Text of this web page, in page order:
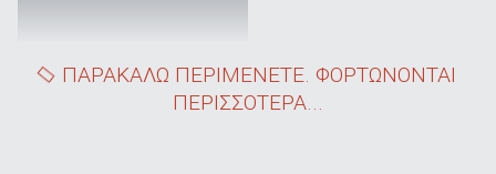
ΠΑΡΑΚΑΛΩ ΠΕΡΙΜΕΝΕΤΕ. ΦΟΡΤΩΝΟΝΤΑΙ
ΠΕΡΙΣΣΟΤΕΡΑ...